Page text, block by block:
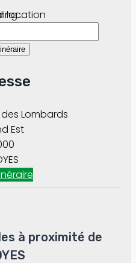
location
Lombards
Est
à proximité de